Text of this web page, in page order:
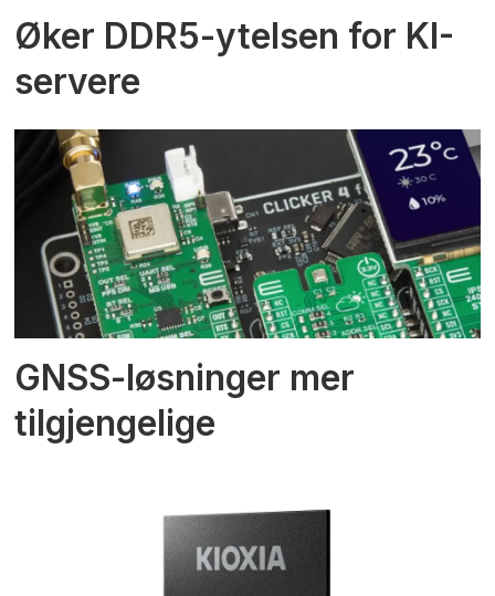
Øker DDR5-ytelsen for KI-
servere
GNSS-løsninger mer
tilgjengelige